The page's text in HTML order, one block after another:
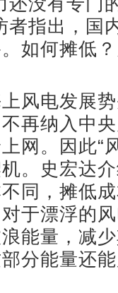
者指出，国
如何摊低
电发展势
再纳入中
网。因此“
。史宏达
同，摊低
于漂浮的
能量，减
分能量还